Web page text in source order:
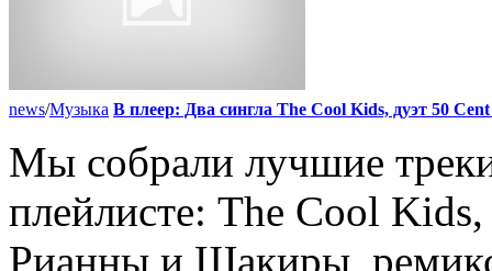
news/Музыка В плеер: Два сингла The Cool Kids, дуэт 50
Мы собрали лучшие
плейлисте: The Cool
Рианны и Шакиры,